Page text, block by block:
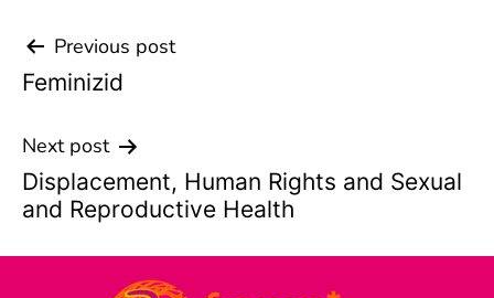
Beitrags-
Navigation
Previous post
Feminizid
Next post
Displacement, Human Rights and Sexual
and Reproductive Health